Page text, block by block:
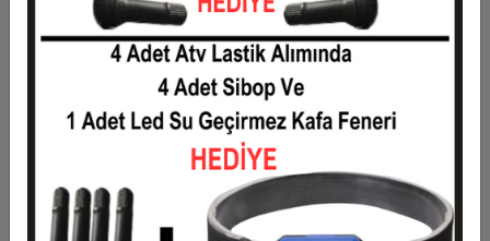
1
2.100,00 TL
2.100,00 TL
1.050,00 TL
2.100,00 TL
749,00 TL
2.247,00 TL
572,25 TL
2.331,00 TL
6
395,50 TL
2.373,00 TL